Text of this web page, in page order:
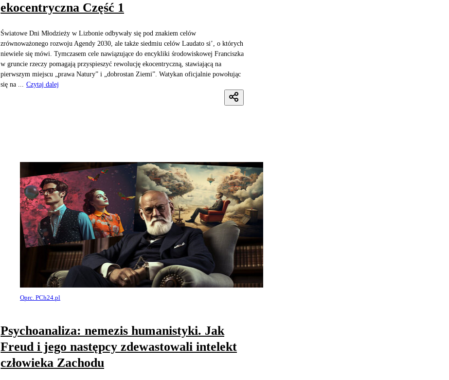
ekocentryczna Część 1
Światowe Dni Młodzieży w Lizbonie odbywały się pod znakiem celów
zrównoważonego rozwoju Agendy 2030, ale także siedmiu celów Laudato si’, o których
niewiele się mówi. Tymczasem cele nawiązujące do encykliki środowiskowej Franciszka
w gruncie rzeczy pomagają przyspieszyć rewolucję ekocentryczną, stawiającą na
pierwszym miejscu „prawa Natury” i „dobrostan Ziemi”. Watykan oficjalnie powołując
się na ...
Czytaj dalej
Oprc. PCh24.pl
Psychoanaliza: nemezis humanistyki. Jak
Freud i jego następcy zdewastowali intelekt
człowieka Zachodu